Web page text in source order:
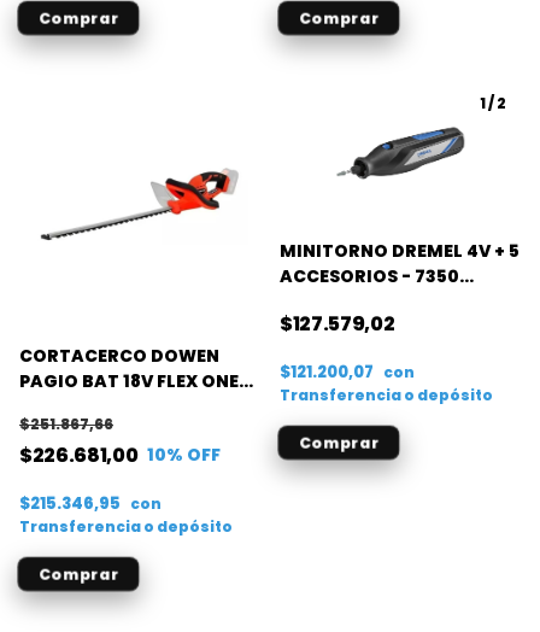
CORTACERCO DOWEN
PAGIO BAT 18V FLEX ONE
$226.681,00
$251.867,66
10% OFF
$215.346,95 con
Transferencia o depósito
1/2
MINITORNO DREMEL 4V + 5
ACCESORIOS - 7350
$127.579,02
$121.200,07 con
Transferencia o depósito